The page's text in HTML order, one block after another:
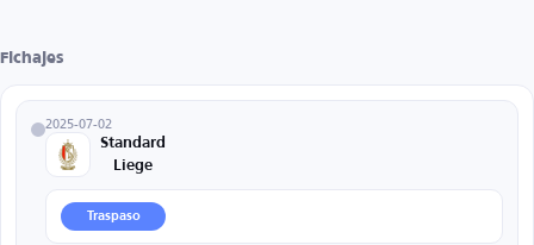
Fichajes
2025-07-02
Standard
Liege
Traspaso